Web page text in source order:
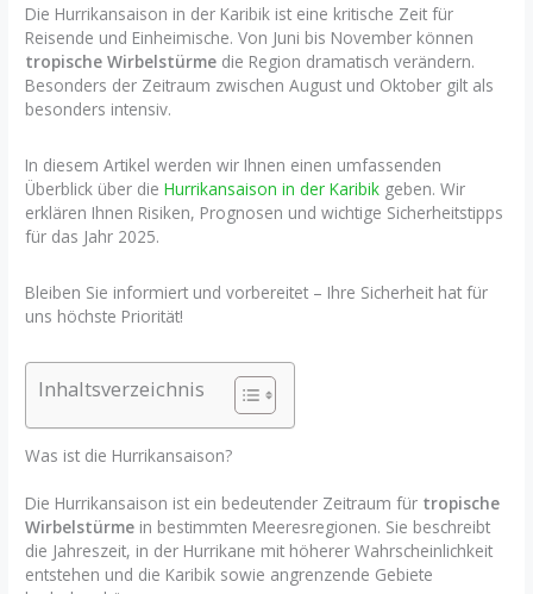
Die Hurrikansaison in der Karibik ist eine kritische Zeit für
Reisende und Einheimische. Von Juni bis November können
tropische Wirbelstürme die Region dramatisch verändern.
Besonders der Zeitraum zwischen August und Oktober gilt als
besonders intensiv.
In diesem Artikel werden wir Ihnen einen umfassenden
Überblick über dieHurrikansaison in der Karibik geben. Wir
erklären Ihnen Risiken, Prognosen und wichtige Sicherheitstipps
für das Jahr 2025.
Bleiben Sie informiert und vorbereitet – Ihre Sicherheit hat für
uns höchste Priorität!
Inhaltsverzeichnis
Was ist die Hurrikansaison?
Die Hurrikansaison ist ein bedeutender Zeitraum für tropische
Wirbelstürme in bestimmten Meeresregionen. Sie beschreibt
die Jahreszeit, in der Hurrikane mit höherer Wahrscheinlichkeit
entstehen und die Karibik sowie angrenzende Gebiete